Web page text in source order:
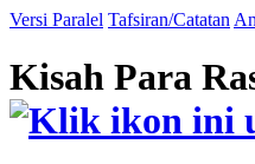
Versi Paralel Tafsiran/Catatan
Kisah Para